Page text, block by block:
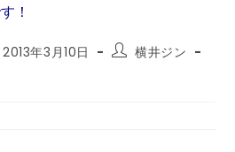
！
2013年3月10日
投
横井ジン